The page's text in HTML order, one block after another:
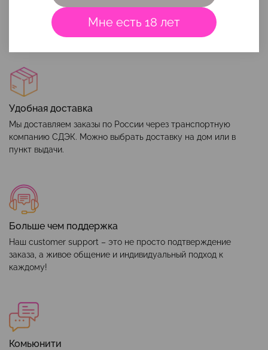
Чтобы игрушка и интимная косметика вам максимально
подошли, приходи наконсультациюили напиши свой вопрос
smehigrehsexshop@gmail.com
Удобная доставка
Мы доставляем заказы по России через транспортную
компанию СДЭК. Можно выбрать доставку на дом или в
пункт выдачи.
Больше чем поддержка
Наш customer support – это не просто подтверждение
заказа, а живое общение и индивидуальный подход к
каждому!
Комьюнити
Мне есть 18 лет